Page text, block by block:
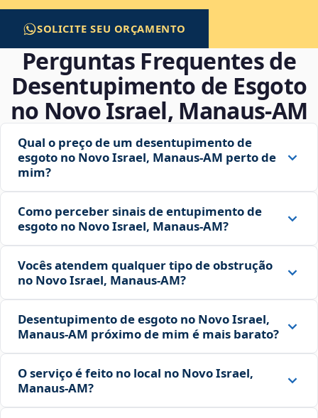
SOLICITE SEU ORÇAMENTO
Perguntas Frequentes de
Desentupimento de Esgoto
no Novo Israel, Manaus‑AM
Qual o preço de um desentupimento de
esgoto no Novo Israel, Manaus‑AM perto de
mim?
Como perceber sinais de entupimento de
esgoto no Novo Israel, Manaus‑AM?
Vocês atendem qualquer tipo de obstrução
no Novo Israel, Manaus‑AM?
Desentupimento de esgoto no Novo Israel,
Manaus‑AM próximo de mim é mais barato?
O serviço é feito no local no Novo Israel,
Manaus‑AM?